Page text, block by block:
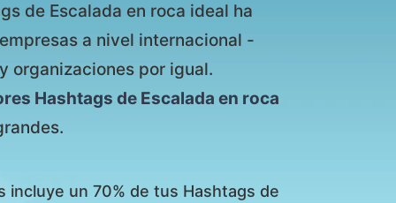
de Escalada en roca ideal ha
a nivel internacional -
organizaciones por igual.
Hashtags de Escalada en roca
un 70% de tus Hashtags de